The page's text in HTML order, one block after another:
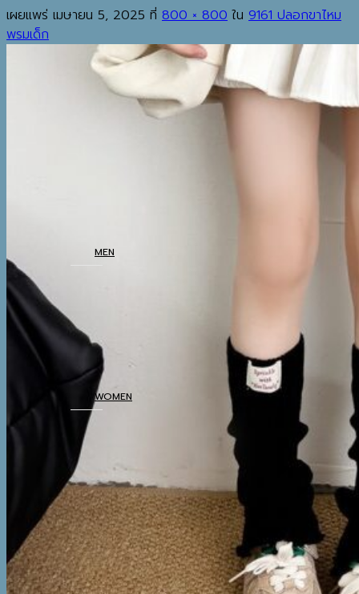
MEN
UNDERWEAR
WOMEN
BOTTOM
DRESSES & AIRPORT
LOOKS
THERMAL
UNDERWEAR
เผยแพร่ เมษายน 5, 2025 ที่ 800 × 800 ใน 9161 ปลอกขาไหม
พรมเด็ก